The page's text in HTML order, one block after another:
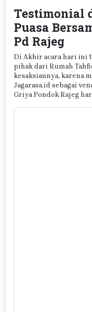
Testimonial
Puasa
Pd Rajeg
Di Akhir acara hari ini
pihak dari Rumah
kesaksiannya, karena
Jagarasa.id sebagai
Griya Pondok Rajeg